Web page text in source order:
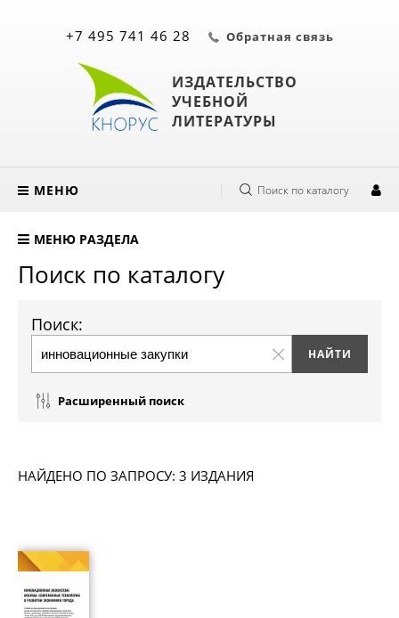
ИЗДАТЕЛЬСТВО
УЧЕБНОЙ
ЛИТЕРАТУРЫ
+7 495 741 46 28 Обратная связь
МЕНЮ Поиск по каталогу
МЕНЮ РАЗДЕЛА
Поиск по каталогу
Поиск:
Расширенный поиск
НАЙДЕНО ПО ЗАПРОСУ: 3 ИЗДАНИЯ